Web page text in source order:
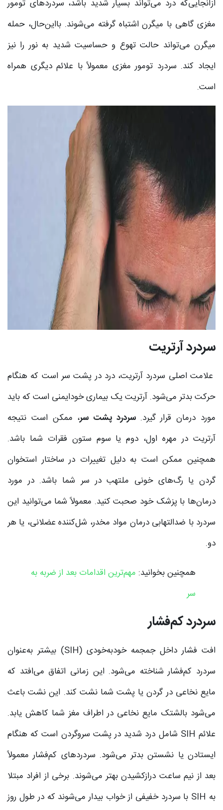
ازآنجایی‌که درد می‌تواند بسیار شدید باشد، سردردهای تومور
مغزی گاهی با میگرن اشتباه گرفته می‌شوند. بااین‌حال، حمله
میگرن می‌تواند حالت تهوع و حساسیت شدید به نور را نیز
ایجاد کند. سردرد تومور مغزی معمولاً با علائم دیگری همراه
است.
سردرد آرتریت
علامت اصلی سردرد آرتریت، درد در پشت سر است که هنگام
حرکت بدتر می‌شود. آرتریت یک بیماری خودایمنی است که باید
مورد درمان قرار گیرد. سردرد پشت سر، ممکن است نتیجه
آرتریت در مهره اول، دوم یا سوم ستون فقرات شما باشد.
همچنین ممکن است به دلیل تغییرات در ساختار استخوان
گردن یا رگ‌های خونی ملتهب در سر شما باشد. در مورد
درمان‌ها با پزشک خود صحبت کنید. معمولاً شما می‌توانید این
سردرد با ضدالتهابی درمان مواد مخدر، شل‌کننده عضلانی، یا هر
دو.
همچنین بخوانید: مهم‌ترین اقدامات بعد از ضربه به
سر
سردرد کم‌فشار
افت فشار داخل جمجمه خودبه‌خودی (SIH) بیشتر به‌عنوان
سردرد کم‌فشار شناخته می‌شود. این زمانی اتفاق می‌افتد که
مایع نخاعی در گردن یا پشت شما نشت کند. این نشت باعث
می‌شود بالشتک مایع نخاعی در اطراف مغز شما کاهش یابد.
علائم SIH شامل درد شدید در پشت سروگردن است که هنگام
ایستادن یا نشستن بدتر می‌شود. سردردهای کم‌فشار معمولاً
بعد از نیم ساعت درازکشیدن بهتر می‌شوند. برخی از افراد مبتلا
به SIH با سردرد خفیفی از خواب بیدار می‌شوند که در طول روز